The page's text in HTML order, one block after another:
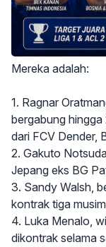
Mereka adalah:
1. Ragnar
bergabung
dari FCV Dender,
2. Gakuto
Jepang eks BG
3. Sandy Walsh,
kontrak tiga
4. Luka Menalo,
dikontrak selama